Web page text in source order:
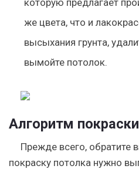
же цвета, что и
высыхания грунта,
вымойте потолок.
Алгоритм покраски
Прежде всего, обратите
покраску потолка нужно